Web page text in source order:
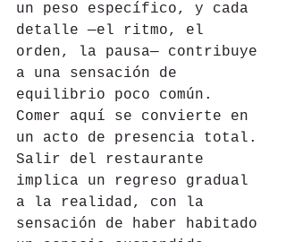
un peso específico, y cada
detalle —el ritmo, el
orden, la pausa— contribuye
a una sensación de
equilibrio poco común.
Comer aquí se convierte en
un acto de presencia total.
Salir del restaurante
implica un regreso gradual
a la realidad, con la
sensación de haber habitado